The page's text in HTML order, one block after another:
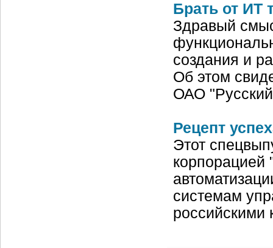
Брать от ИТ
Здравый
создания и
Об этом
ОАО
Рецепт
Этот
корпорацией
системам